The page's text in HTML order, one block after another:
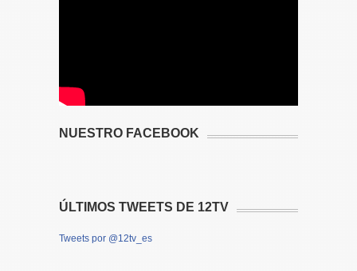
NUESTRO FACEBOOK
ÚLTIMOS TWEETS DE 12TV
Tweets por @12tv_es